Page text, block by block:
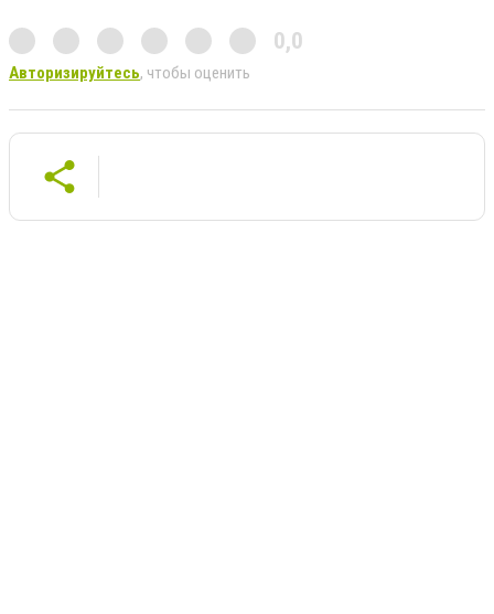
0,0
Авторизируйтесь, чтобы оценить